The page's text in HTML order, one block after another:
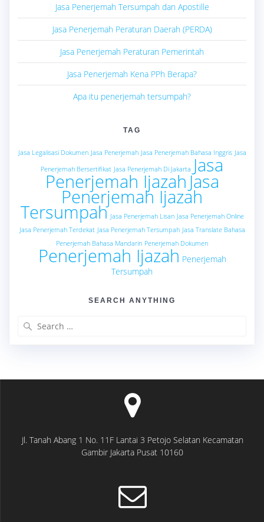
Jasa Penerjemah Tersumpah dan Apostille
Jasa Penerjemah Peraturan Daerah (PERDA)
Jasa Penerjemah Peraturan Pemerintah
Jasa Penerjemah Kena PPh Berapa?
Apa itu penerjemah tersumpah?
TAG
Jasa Legalisasi Dokumen Jasa Penerjemah Jasa Penerjemah Bahasa Inggris Jasa
Penerjemah Bersertifikat Jasa Penerjemah Di Jakarta Jasa
Penerjemah Ijazah Jasa
Penerjemah Ijazah
Tersumpah Jasa Penerjemah Lisan Jasa Penerjemah Online
Jasa Penerjemah Terdekat Jasa Penerjemah Tersumpah Jasa Translate Bahasa
Penerjemah Bahasa Mandarin Penerjemah Dokumen
Penerjemah Ijazah Penerjemah
Tersumpah
SEARCH ANYTHING
Jl. Tanah Abang 1 No. 11F Lantai 3 Petojo Selatan Kecamatan
Gambir Jakarta Pusat 10160